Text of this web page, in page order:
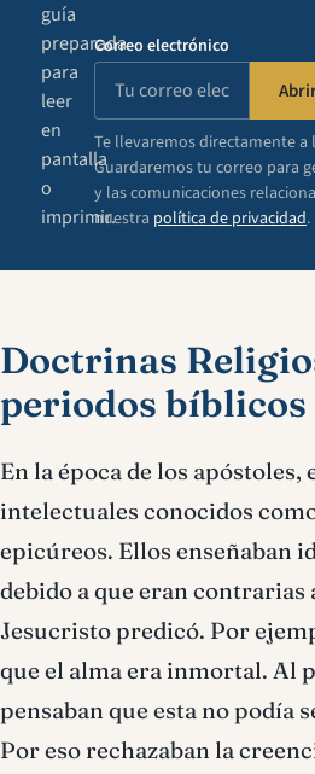
guía
preparada
para
leer
en
pantalla
o
imprimir.
Correo electrónico
Te llevaremos directamente a
Guardaremos tu correo para
y las comunicaciones
nuestra política de privacidad.
Doctrinas
periodos bíblicos
En la época de los apóstoles,
intelectuales conocidos
epicúreos. Ellos enseñaban
debido a que eran contrarias
Jesucristo predicó. Por
que el alma era inmortal. Al
pensaban que esta no podía
Por eso rechazaban la